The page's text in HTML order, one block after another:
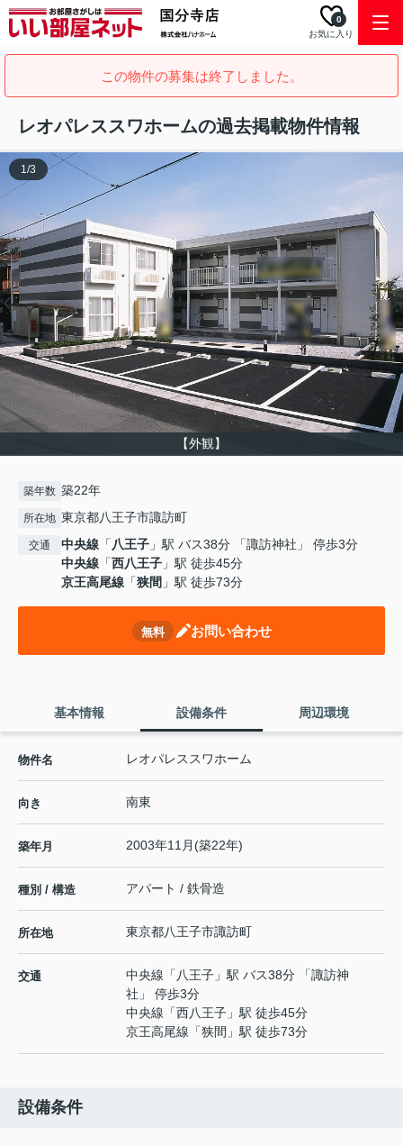
お気に入り
0
この物件の募集は終了しました。
レオパレススワホームの過去掲載物件情報
【外観】
1/3
築年数 築22年
所在地 東京都八王子市諏訪町
交通 中央線 「八王子 」駅 バス38分 「諏訪神社」 停歩3分
中央線 「西八王子 」駅 徒歩45分
京王高尾線 「狭間 」駅 徒歩73分
無料 お問い合わせ
基本情報 設備条件 周辺環境
物件名 レオパレススワホーム
向き 南東
築年月 2003年11月(築22年)
種別 / 構造 アパート / 鉄骨造
所在地 東京都八王子市諏訪町
交通 中央線 「 八王子 」駅 バス38分 「諏訪神
社」 停歩3分
中央線 「西八王子 」駅 徒歩45分
京王高尾線 「狭間 」駅 徒歩73分
設備条件